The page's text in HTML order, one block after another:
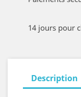
14 jours pour
Description